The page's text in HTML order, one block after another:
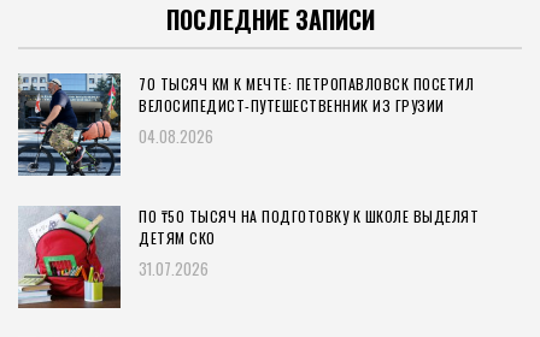
ПОСЛЕДНИЕ ЗАПИСИ
70 ТЫСЯЧ КМ К МЕЧТЕ: ПЕТРОПАВЛОВСК ПОСЕТИЛ
ВЕЛОСИПЕДИСТ-ПУТЕШЕСТВЕННИК ИЗ ГРУЗИИ
04.08.2026
ПО ₸50 ТЫСЯЧ НА ПОДГОТОВКУ К ШКОЛЕ ВЫДЕЛЯТ
ДЕТЯМ СКО
31.07.2026